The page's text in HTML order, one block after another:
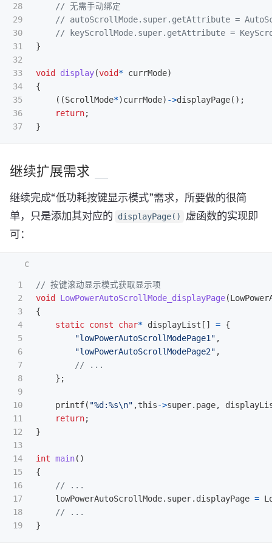
28
29
30
31
32
33
34
35
36
// 无需手动绑定
// autoScrollMode.super.getAttribute =
// keyScrollMode.super.getAttribute =
}
void display(void* currMode)
{
((ScrollMode*)currMode) ->displayPage();
return;
}
继续扩展需求
继续完成“低功耗按键显示模式”需求，所要做的很简
单，只是添加其对应的
displayPage()
虚函数的实现即
可：
1
2
3
4
5
6
7
8
9
10
11
12
13
14
15
16
17
18
// 按键滚动显示模式获取显示项
void
LowPowerAutoScrollMode_displayPage(
{
static const char* displayList [] = {
"lowPowerAutoScrollModePage1" ,
"lowPowerAutoScrollModePage2" ,
// ...
};
printf( "%d:%s\n" ,this->super. page,
return;
}
int main()
{
// ...
lowPowerAutoScrollMode. super. displayPage =
// ...
}